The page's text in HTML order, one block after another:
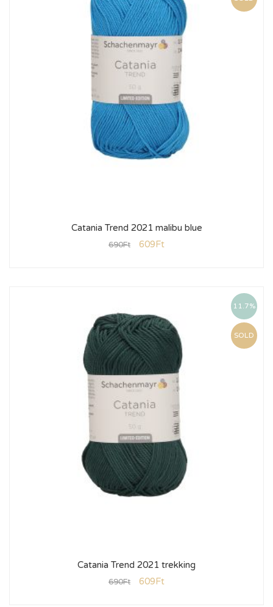
Catania Trend 2021 malibu blue
690Ft 609Ft
11.7%
SOLD
Catania Trend 2021 trekking
690Ft 609Ft